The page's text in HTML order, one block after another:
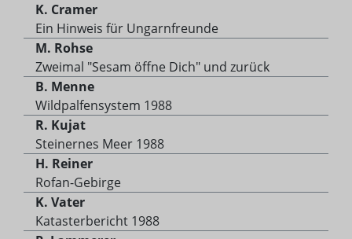
K. Cramer
Ein Hinweis für Ungarnfreunde
M. Rohse
Zweimal "Sesam öffne Dich" und zurück
B. Menne
Wildpalfensystem 1988
R. Kujat
Steinernes Meer 1988
H. Reiner
Rofan-Gebirge
K. Vater
Katasterbericht 1988